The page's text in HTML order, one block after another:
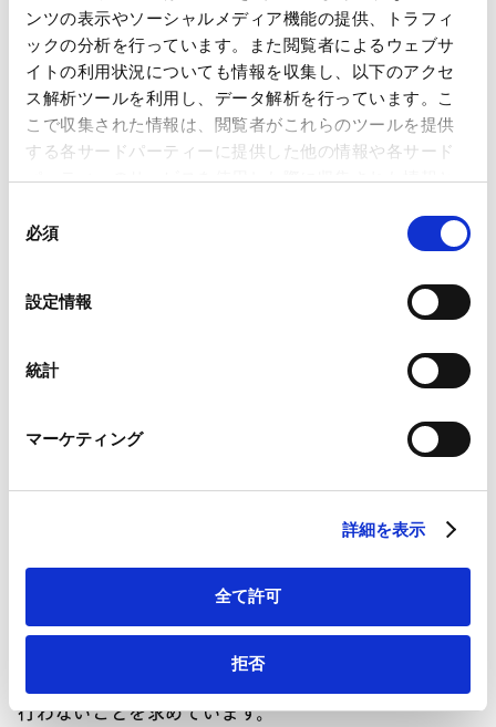
ンツの表示やソーシャルメディア機能の提供、トラフィ
ックの分析を行っています。また閲覧者によるウェブサ
イトの利用状況についても情報を収集し、以下のアクセ
ス解析ツールを利用し、データ解析を行っています。こ
こで収集された情報は、閲覧者がこれらのツールを提供
する各サードパーティーに提供した他の情報や各サード
パーティーのサービスを使用した際に収集された情報と
ことがあります。
Google Analytics利用規約（
Marketo
外部サイト）
LinkedIn プライバシーポリシー（
HubSpot プライバシーポリシー（外部サイト）
必須
設定情報
統計
マーケティング
詳細を表示
全て許可
拒否
約保育所の整備、シッターの費用補助等の制度により
柔軟な働き方やキャリアの継続を支援する仕組みを整
えております。
●スタッフについては、「女性の職業生活における活
躍の推進に関する法律」に基づく認定である「えるぼ
し認定」において3つ星を取得しております。
様々な国々の弁護士・スタッフが働きやすい職場
づくり
AMTでは、2021年1月に外国法共同事業を開始し、保
有資格の国が異なる弁護士が真に対等なパートナーシ
化いたしました。そのような状況下、現在、AMTには
し、異なる母国語、異文化をもつ多様な人材が、複数
の国・地域のオフィスを拠点に執務しております。この
LGBTQ+に対する理解推進、差別の禁止
AMTでは、LGBTQ+などの性的マイノリティの所員が自
分らしさを発揮し、各人の個性が尊重される環境を推
進し、いかなる差別も厳に禁止しており、性別、性的
指向・性自認・性表現等を理由とした差別的な言動を
行わないことを求めています。